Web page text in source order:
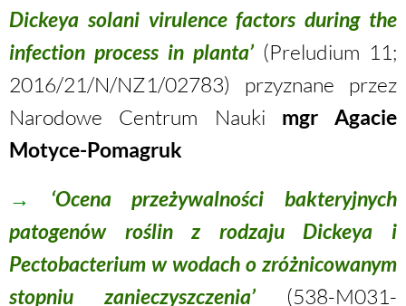
Dickeya solani virulence factors during the
infection process in planta’ (Preludium 11;
2016/21/N/NZ1/02783) przyznane przez
Narodowe Centrum Nauki mgr Agacie
Motyce-Pomagruk
→
‘Ocena przeżywalności bakteryjnych
patogenów roślin z rodzaju Dickeya i
Pectobacterium w wodach o zróżnicowanym
stopniu zanieczyszczenia’
(538-M031-